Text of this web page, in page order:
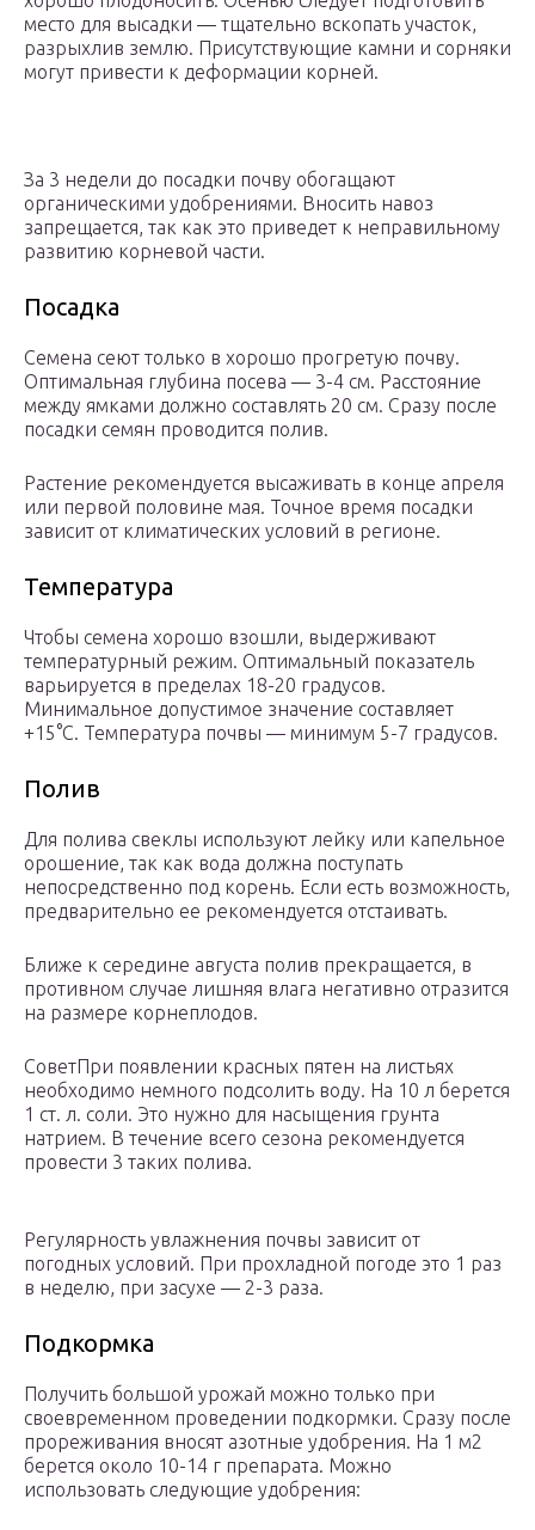
место для высадки — тщательно вскопать участок,
разрыхлив землю. Присутствующие камни и сорняки
могут привести к деформации корней.
За 3 недели до посадки почву обогащают
органическими удобрениями. Вносить навоз
запрещается, так как это приведет к неправильному
развитию корневой части.
Посадка
Семена сеют только в хорошо прогретую почву.
Оптимальная глубина посева — 3-4 см. Расстояние
между ямками должно составлять 20 см. Сразу после
посадки семян проводится полив.
Растение рекомендуется высаживать в конце апреля
или первой половине мая. Точное время посадки
зависит от климатических условий в регионе.
Температура
Чтобы семена хорошо взошли, выдерживают
температурный режим. Оптимальный показатель
варьируется в пределах 18-20 градусов.
Минимальное допустимое значение составляет
+15°C. Температура почвы — минимум 5-7 градусов.
Полив
Для полива свеклы используют лейку или капельное
орошение, так как вода должна поступать
непосредственно под корень. Если есть возможность,
предварительно ее рекомендуется отстаивать.
Ближе к середине августа полив прекращается, в
противном случае лишняя влага негативно отразится
на размере корнеплодов.
СоветПри появлении красных пятен на листьях
необходимо немного подсолить воду. На 10 л берется
1 ст. л. соли. Это нужно для насыщения грунта
натрием. В течение всего сезона рекомендуется
провести 3 таких полива.
Регулярность увлажнения почвы зависит от
погодных условий. При прохладной погоде это 1 раз
в неделю, при засухе — 2-3 раза.
Подкормка
Получить большой урожай можно только при
своевременном проведении подкормки. Сразу после
прореживания вносят азотные удобрения. На 1 м2
берется около 10-14 г препарата. Можно
использовать следующие удобрения: